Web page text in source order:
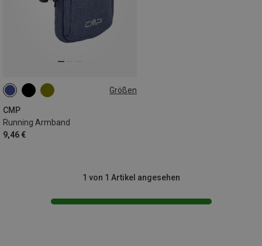
Größen
CMP
Running Armband
9,46 €
ONE SIZE
1 von 1 Artikel angesehen